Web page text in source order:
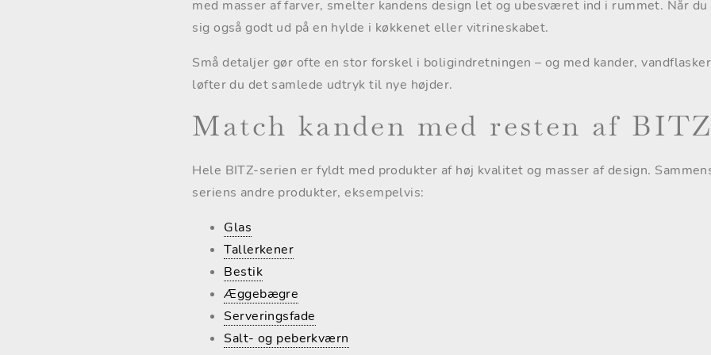
med masser af farver, smelter kandens design let og ubesværet ind i rummet. Når
sig også godt ud på en hylde i køkkenet eller vitrineskabet.
Små detaljer gør ofte en stor forskel i boligindretningen – og med kander,
løfter du det samlede udtryk til nye højder.
Match kanden med resten af
Hele BITZ-serien er fyldt med produkter af høj kvalitet og masser af design.
seriens andre produkter, eksempelvis:
Glas
Tallerkener
Bestik
Æggebægre
Serveringsfade
Salt- og peberkværn